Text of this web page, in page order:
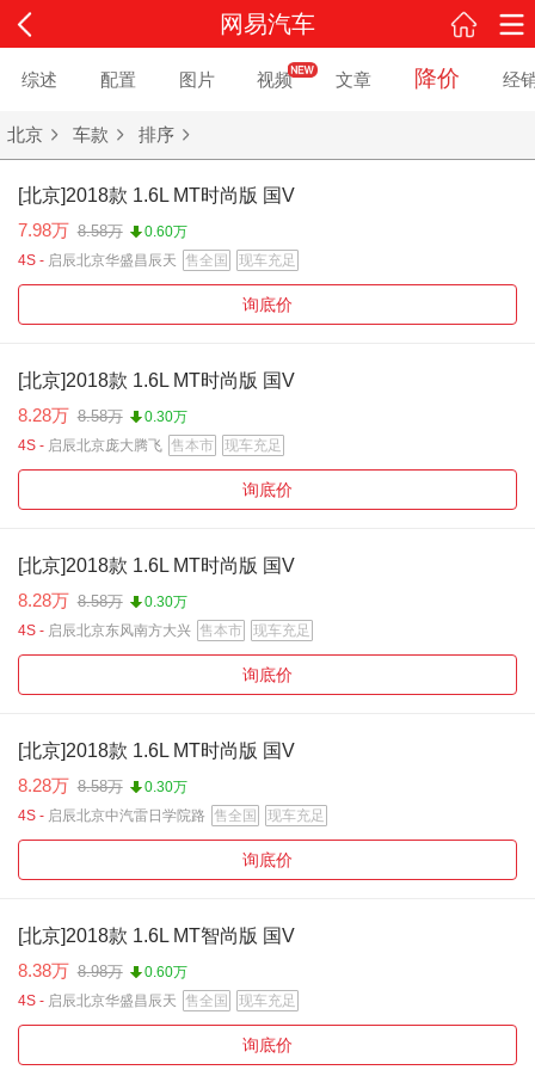
网易汽车
综述 配置 图片 视频 文章 降价 经
北京 车款 排序
[北京]2018款 1.6L MT时尚版 国V
7.98万 8.58万
0.60万
4S - 启辰北京华盛昌辰天 售全国 现车充足
询底价
[北京]2018款 1.6L MT时尚版 国V
8.28万 8.58万
0.30万
4S - 启辰北京庞大腾飞 售本市 现车充足
询底价
[北京]2018款 1.6L MT时尚版 国V
8.28万 8.58万
0.30万
4S - 启辰北京东风南方大兴 售本市 现车充足
询底价
[北京]2018款 1.6L MT时尚版 国V
8.28万 8.58万
0.30万
4S - 启辰北京中汽雷日学院路 售全国 现车充足
询底价
[北京]2018款 1.6L MT智尚版 国V
8.38万 8.98万
0.60万
4S - 启辰北京华盛昌辰天 售全国 现车充足
询底价